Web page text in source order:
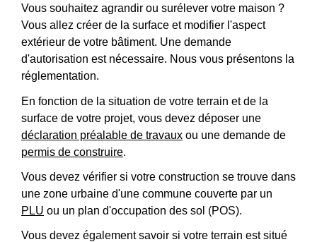
Vous souhaitez agrandir ou surélever votre maison ?
Vous allez créer de la surface et modifier l'aspect
extérieur de votre bâtiment. Une demande
d'autorisation est nécessaire. Nous vous présentons la
réglementation.
En fonction de la situation de votre terrain et de la
surface de votre projet, vous devez déposer une
déclaration préalable de travaux ou une demande de
permis de construire.
Vous devez vérifier si votre construction se trouve dans
une zone urbaine d'une commune couverte par un
PLU ou un plan d'occupation des sol (POS).
Vous devez également savoir si votre terrain est situé